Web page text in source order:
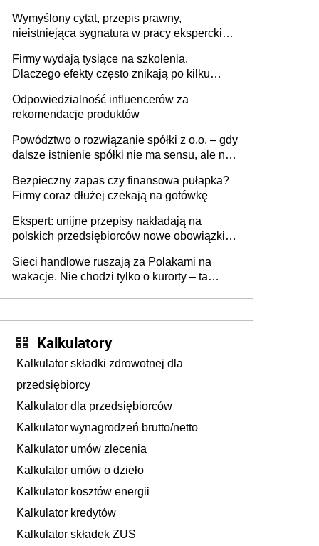
Wymyślony cytat, przepis prawny,
nieistniejąca sygnatura w pracy eksperckiej -
firmie
Firmy wydają tysiące na szkolenia.
Dlaczego efekty często znikają po kilku
Odpowiedzialność influencerów za
rekomendacje produktów
Powództwo o rozwiązanie spółki z o.o. – gdy
dalsze istnienie spółki nie ma sensu, ale nie
Bezpieczny zapas czy finansowa pułapka?
Firmy coraz dłużej czekają na gotówkę
Ekspert: unijne przepisy nakładają na
polskich przedsiębiorców nowe obowiązki w
Sieci handlowe ruszają za Polakami na
wakacje. Nie chodzi tylko o kurorty – ta
Kalkulatory
Kalkulator składki zdrowotnej dla
przedsiębiorcy
Kalkulator dla przedsiębiorców
Kalkulator wynagrodzeń brutto/netto
Kalkulator umów zlecenia
Kalkulator umów o dzieło
Kalkulator kosztów energii
Kalkulator kredytów
Kalkulator składek ZUS